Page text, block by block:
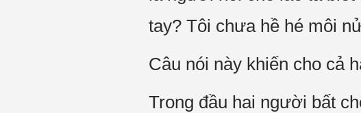
tay? Tôi chưa hề hé môi
Câu nói này khiến cho cả
Trong đầu hai người bất